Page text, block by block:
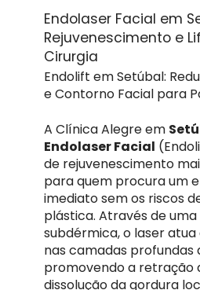
Endolaser Facial em
Rejuvenescimento e
Cirurgia
Endolift em Setúbal:
e Contorno Facial para
A Clínica Alegre em
Endolaser Facial
de rejuvenescimento
para quem procura um
imediato sem os riscos
plástica. Através de
subdérmica, o laser
nas camadas profundas
promovendo a retração
dissolução da gordura